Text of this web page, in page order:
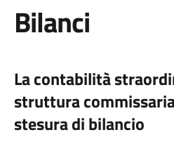
Bilanci
La contabilità
struttura
stesura di bilancio